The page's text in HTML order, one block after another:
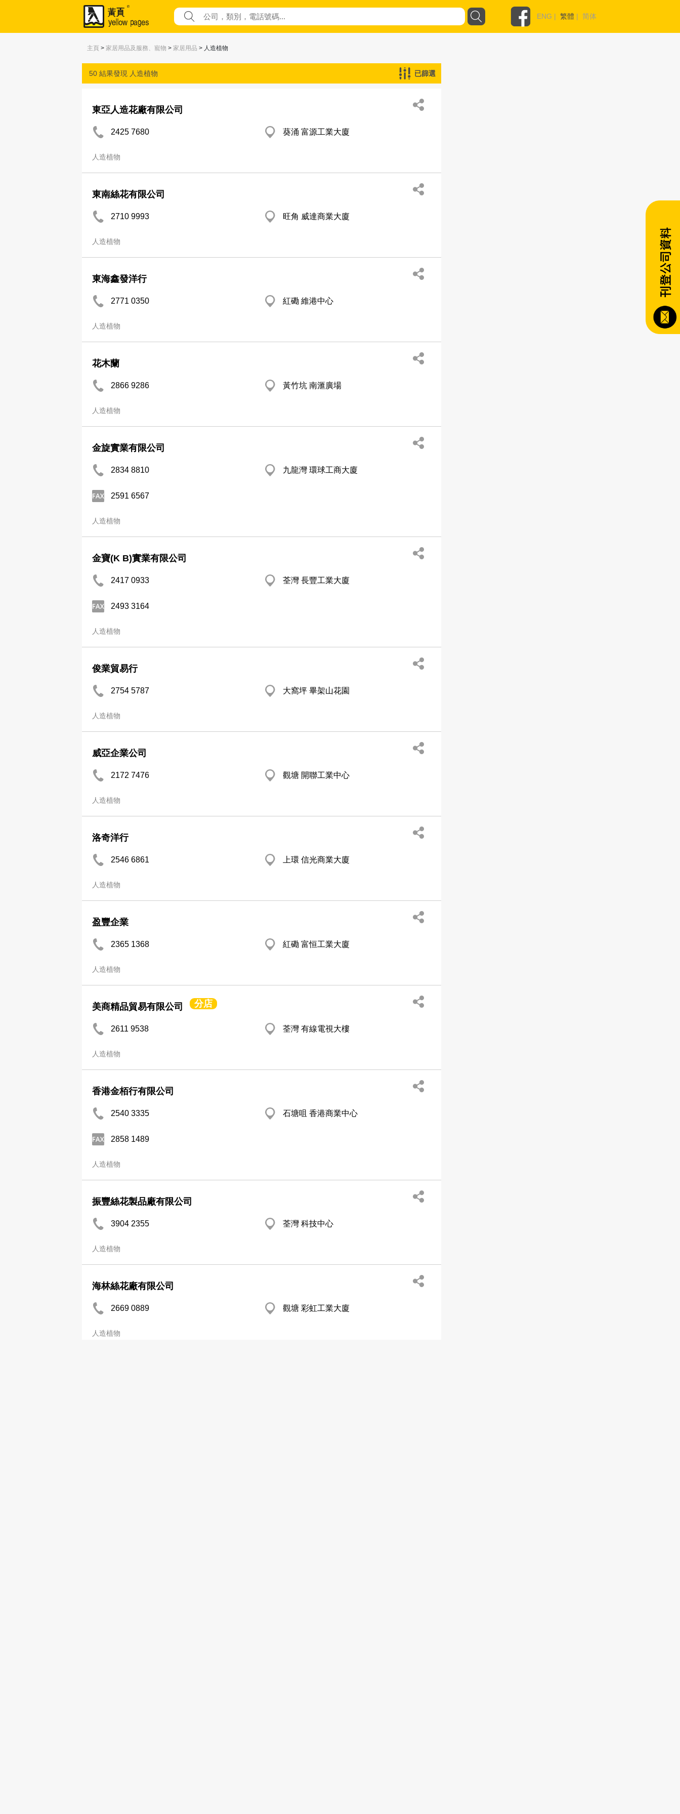
ENG | 繁體 | 简体
主頁 > 家居用品及服務、寵物 > 家居用品 > 人造植物
50 結果發現 人造植物 已篩選
東亞人造花廠有限公司
2425 7680 葵涌 富源工業大廈
人造植物
東南絲花有限公司
2710 9993 旺角 威達商業大廈
人造植物
東海鑫發洋行
2771 0350 紅磡 維港中心
人造植物
花木蘭
2866 9286 黃竹坑 南滙廣場
人造植物
金旋實業有限公司
2834 8810 九龍灣 環球工商大廈
2591 6567
人造植物
金寶(K B)實業有限公司
2417 0933 荃灣 長豐工業大廈
2493 3164
人造植物
俊業貿易行
2754 5787 大窩坪 畢架山花園
人造植物
威亞企業公司
2172 7476 觀塘 開聯工業中心
人造植物
洛奇洋行
2546 6861 上環 信光商業大廈
人造植物
盈豐企業
2365 1368 紅磡 富恒工業大廈
人造植物
美商精品貿易有限公司 分店
2611 9538 荃灣 有線電視大樓
人造植物
香港金栢行有限公司
2540 3335 石塘咀 香港商業中心
2858 1489
人造植物
振豐絲花製品廠有限公司
3904 2355 荃灣 科技中心
人造植物
海林絲花廠有限公司
2669 0889 觀塘 彩虹工業大廈
人造植物